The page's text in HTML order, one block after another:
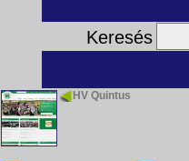
Keresés
HV Quintus